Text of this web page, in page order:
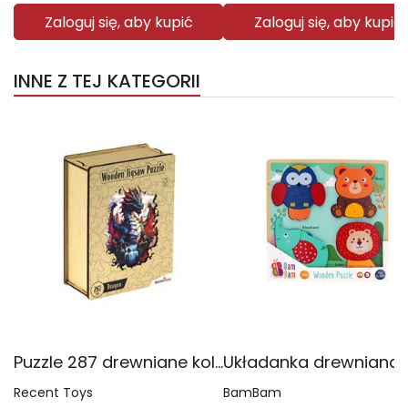
Zaloguj się, aby kupić Zaloguj się, aby kupić
INNE Z TEJ KATEGORII
Puzzle 287 drewniane kolorowe Smok
Recent Toys BamBam